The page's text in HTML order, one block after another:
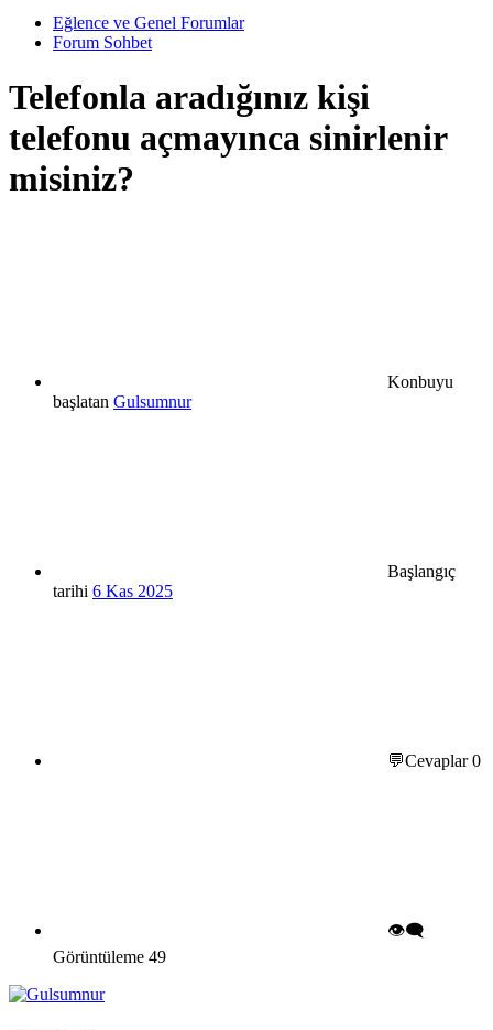
Eğlence ve Genel Forumlar
Forum Sohbet
Telefonla aradığınız kişi
telefonu açmayınca sinirlenir
misiniz?
Konbuyu
başlatan Gulsumnur
Başlangıç
tarihi 6 Kas 2025
💬Cevaplar0
👁️‍🗨️
Görüntüleme 49